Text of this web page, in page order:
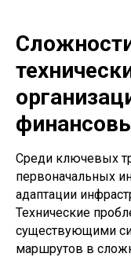
Среди ключевых
первоначальных
адаптации
Технические
существующими
маршрутов в